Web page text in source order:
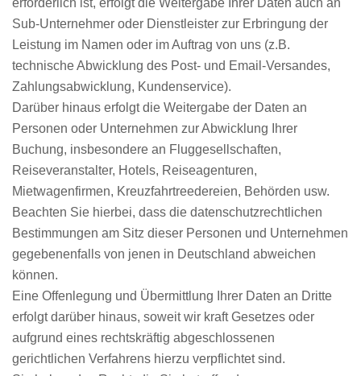
erforderlich ist, erfolgt die Weitergabe Ihrer Daten auch an
Sub-Unternehmer oder Dienstleister zur Erbringung der
Leistung im Namen oder im Auftrag von uns (z.B.
technische Abwicklung des Post- und Email-Versandes,
Zahlungsabwicklung, Kundenservice).
Darüber hinaus erfolgt die Weitergabe der Daten an
Personen oder Unternehmen zur Abwicklung Ihrer
Buchung, insbesondere an Fluggesellschaften,
Reiseveranstalter, Hotels, Reiseagenturen,
Mietwagenfirmen, Kreuzfahrtreedereien, Behörden usw.
Beachten Sie hierbei, dass die datenschutzrechtlichen
Bestimmungen am Sitz dieser Personen und Unternehmen
gegebenenfalls von jenen in Deutschland abweichen
können.
Eine Offenlegung und Übermittlung Ihrer Daten an Dritte
erfolgt darüber hinaus, soweit wir kraft Gesetzes oder
aufgrund eines rechtskräftig abgeschlossenen
gerichtlichen Verfahrens hierzu verpflichtet sind.